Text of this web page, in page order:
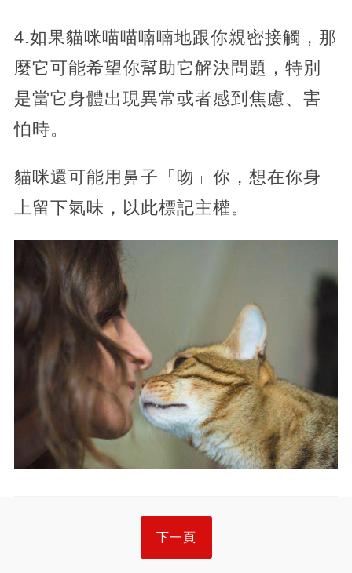
4.如果貓咪喵喵喃喃地跟你親密接觸，那
麼它可能希望你幫助它解決問題，特別
是當它身體出現異常或者感到焦慮、害
怕時。
貓咪還可能用鼻子「吻」你，想在你身
上留下氣味，以此標記主權。
下一頁